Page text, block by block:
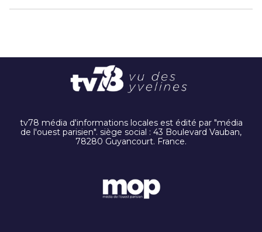
tv78 média d'informations locales est édité par "média
de l'ouest parisien". siège social : 43 Boulevard Vauban,
78280 Guyancourt. France.